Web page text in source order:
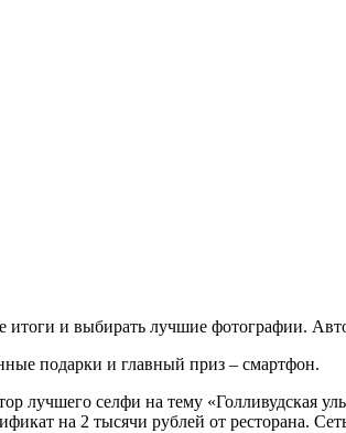
и выбирать лучшие фотографии.
подарки и главный приз – смартфон.
селфи на тему «Голливудская
на 2 тысячи рублей от ресторана.